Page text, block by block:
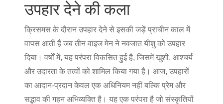
उपहार देने की कला
क्रिसमस के दौरान उपहार देने से इसकी जड़ें प्राचीन काल में
वापस आती हैं जब तीन वाइज मेन ने नवजात यीशु को उपहार
दिया। वर्षों में, यह परंपरा विकसित हुई है, जिसमें खुशी, आश्चर्य
और उदारता के तत्वों को शामिल किया गया है। आज, उपहारों
का आदान-प्रदान केवल एक अधिनियम नहीं बल्कि प्रेम और
सद्भाव की गहन अभिव्यक्ति है। यह एक परंपरा है जो संस्कृतियों